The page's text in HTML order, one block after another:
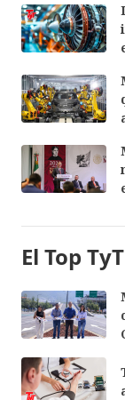
El Top